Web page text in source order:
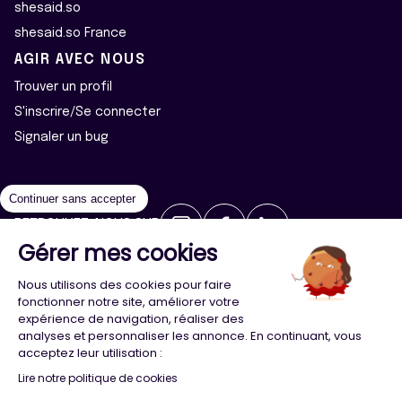
shesaid.so
shesaid.so France
AGIR AVEC NOUS
Trouver un profil
S'inscrire/Se connecter
Signaler un bug
2026 ©Majeur·e·s - Tous droits réservés
Politique de confidentialité
Cookies
Conception Agence Adeliom
Continuer sans accepter
Gérer mes cookies
Nous utilisons des cookies pour faire
fonctionner notre site, améliorer votre
expérience de navigation, réaliser des
analyses et personnaliser les annonce. En continuant, vous
acceptez leur utilisation :
Lire notre politique de cookies